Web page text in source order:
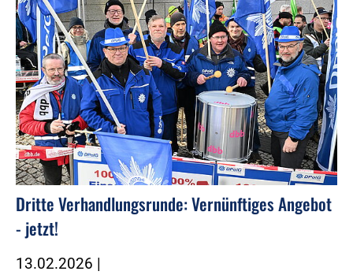
Dritte Verhandlungsrunde: Vernünftiges Angebot
- jetzt!
13.02.2026 |